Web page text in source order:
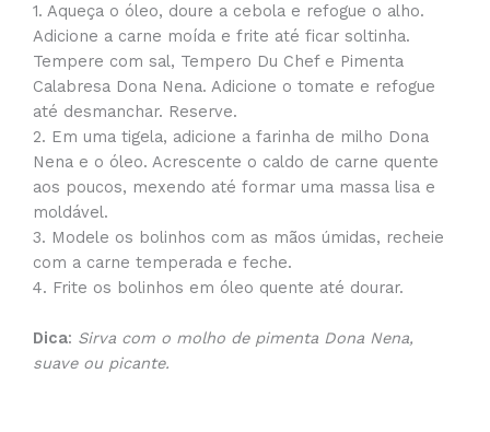
1. Aqueça o óleo, doure a cebola e refogue o alho.
Adicione a carne moída e frite até ficar soltinha.
Tempere com sal, Tempero Du Chef e Pimenta
Calabresa Dona Nena. Adicione o tomate e refogue
até desmanchar. Reserve.
2. Em uma tigela, adicione a farinha de milho Dona
Nena e o óleo. Acrescente o caldo de carne quente
aos poucos, mexendo até formar uma massa lisa e
moldável.
3. Modele os bolinhos com as mãos úmidas, recheie
com a carne temperada e feche.
4. Frite os bolinhos em óleo quente até dourar.
Dica: Sirva com o molho de pimenta Dona Nena,
suave ou picante.